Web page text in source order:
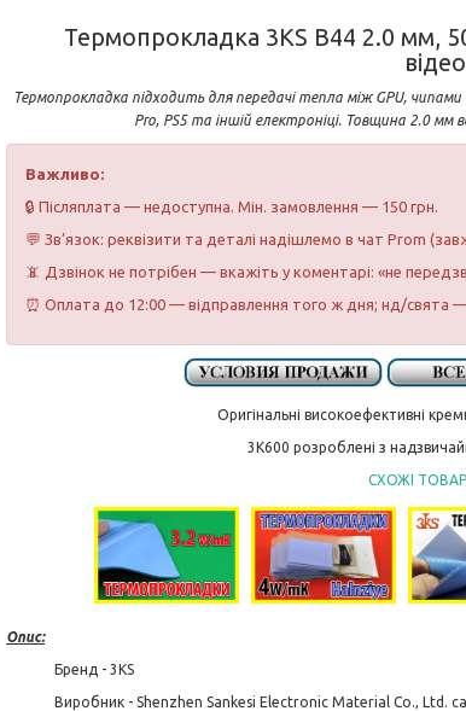
Термопрокладка 3KS B44 2.0 мм,
Термопрокладка підходить для передачі тепла між GPU,
Pro, PS5 та іншій електроніці. Товщина 2.0 мм
Важливо:
🔒 Післяплата — недоступна. Мін. замовлення — 150 грн.
💬 Зв’язок: реквізити та деталі надішлемо в чат Prom
📵 Дзвінок не потрібен — вкажіть у коментарі: «не
⏰ Оплата до 12:00 — відправлення того ж дня; нд/свята —
Оригінальні високоефективні
3K600 розроблені з
СХОЖІ
Опис:
Бренд - 3KS
Виробник - Shenzhen Sankesi Electronic Material Co., Ltd.